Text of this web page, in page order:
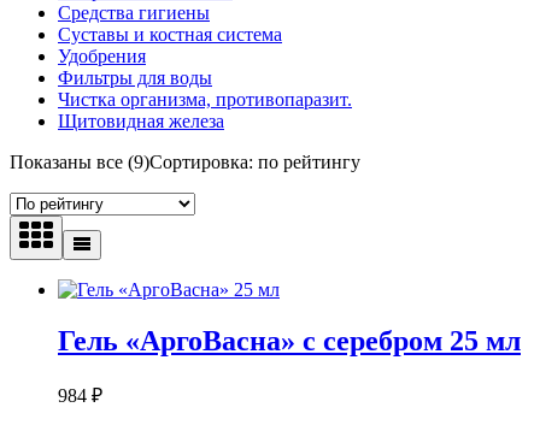
Средства гигиены
Суставы и костная система
Удобрения
Фильтры для воды
Чистка организма, противопаразит.
Щитовидная железа
Показаны все (9)Сортировка: по рейтингу
Гель «АргоВасна» с серебром 25 мл
984 ₽